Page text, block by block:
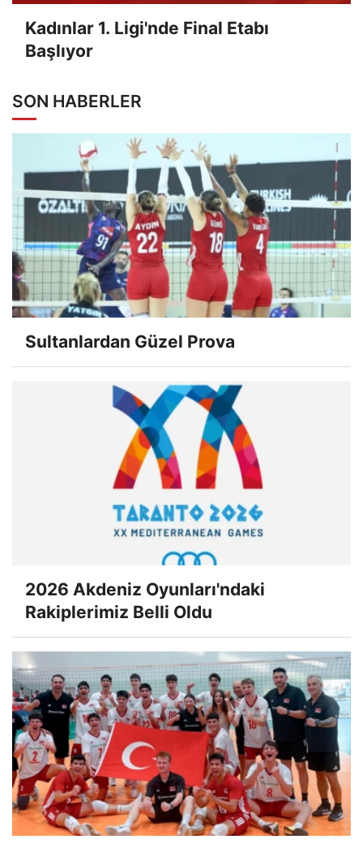
Kadınlar 1. Ligi'nde Final Etabı
Başlıyor
SON HABERLER
Sultanlardan Güzel Prova
2026 Akdeniz Oyunları'ndaki
Rakiplerimiz Belli Oldu